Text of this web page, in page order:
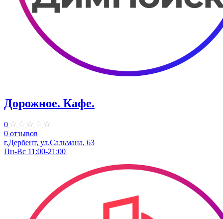
Дорожное. Кафе.
0
0 отзывов
г.Дербент, ул.Сальмана, 63
Пн-Вс 11:00-21:00